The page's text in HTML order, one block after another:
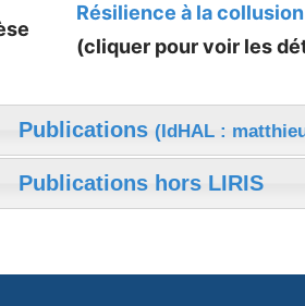
Résilience à la
(cliquer pour voir les
Publications (IdHAL :
Publications hors LIRIS